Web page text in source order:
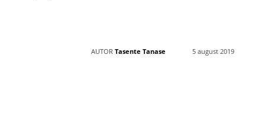
AUTOR Tasente Tanase 5 august 2019